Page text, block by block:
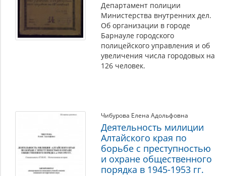
Департамент полиции
Министерства внутренних дел.
Об организации в городе
Барнауле городского
полицейского управления и об
увеличения числа городовых на
126 человек.
Чибурова Елена Адольфовна
Деятельность милиции
Алтайского края по
борьбе с преступностью
и охране общественного
порядка в 1945-1953 гг.